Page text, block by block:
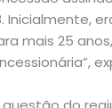
mais 25